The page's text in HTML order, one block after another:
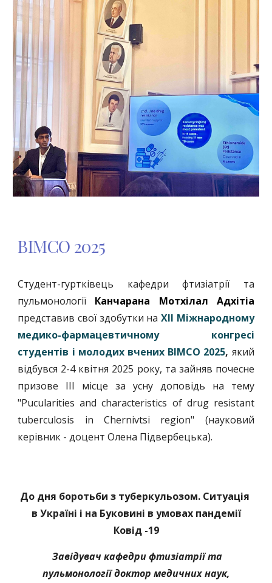
BIMCO 2025
Студент-гуртківець кафедри фтизіатрії та
пульмонології Канчарана Мотхілал Адхітіа
представив свої здобутки на XII Міжнародному
медико-фармацевтичному конгресі
студентів і молодих вчених BIMCO 2025, який
відбувся 2-4 квітня 2025 року, та зайняв почесне
призове ІІІ місце за усну доповідь на тему
"Pucularities and characteristics of drug resistant
tuberculosis in Chernivtsi region" (науковий
керівник - доцент Олена Підвербецька).
До дня боротьби з туберкульозом. Ситуація
в Україні і на Буковині в умовах пандемії
Ковід -19
Завідувач кафедри фтизіатрії та
пульмонології доктор медичних наук,